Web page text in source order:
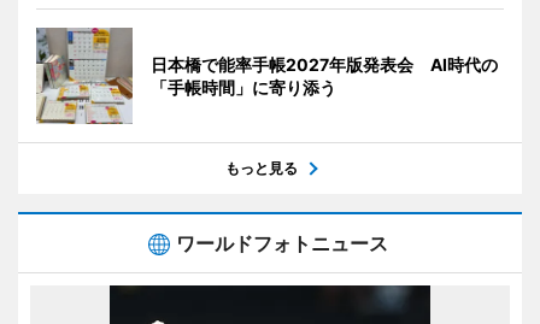
日本橋で能率手帳2027年版発表会 AI時代の
「手帳時間」に寄り添う
もっと見る
ワールドフォトニュース